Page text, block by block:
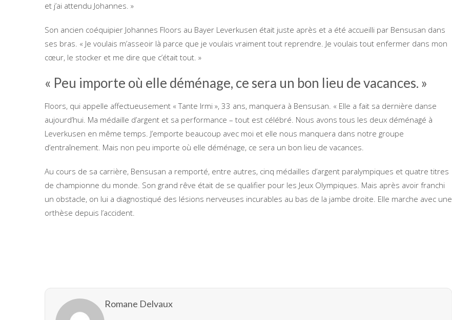
et j’ai attendu Johannes. »
Son ancien coéquipier Johannes Floors au Bayer Leverkusen était juste après et a été accueilli par Bensusan dans
ses bras. « Je voulais m’asseoir là parce que je voulais vraiment tout reprendre. Je voulais tout enfermer dans mon
cœur, le stocker et me dire que c’était tout. »
« Peu importe où elle déménage, ce sera un bon lieu de vacances. »
Floors, qui appelle affectueusement « Tante Irmi », 33 ans, manquera à Bensusan. « Elle a fait sa dernière danse
aujourd’hui. Ma médaille d’argent et sa performance – tout est célébré. Nous avons tous les deux déménagé à
Leverkusen en même temps. J’emporte beaucoup avec moi et elle nous manquera dans notre groupe
d’entraînement. Mais non peu importe où elle déménage, ce sera un bon lieu de vacances.
Au cours de sa carrière, Bensusan a remporté, entre autres, cinq médailles d’argent paralympiques et quatre titres
de championne du monde. Son grand rêve était de se qualifier pour les Jeux Olympiques. Mais après avoir franchi
un obstacle, on lui a diagnostiqué des lésions nerveuses incurables au bas de la jambe droite. Elle marche avec une
orthèse depuis l’accident.
Romane Delvaux